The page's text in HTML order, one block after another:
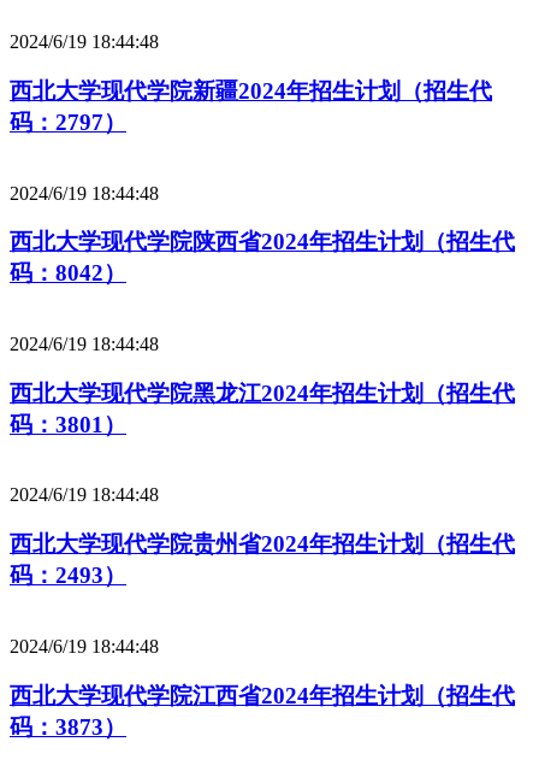
2024/6/19 18:44:48
西北大学现代学院新疆2024年招生计划（招生代
码：2797）
2024/6/19 18:44:48
西北大学现代学院陕西省2024年招生计划（招生代
码：8042）
2024/6/19 18:44:48
西北大学现代学院黑龙江2024年招生计划（招生代
码：3801）
2024/6/19 18:44:48
西北大学现代学院贵州省2024年招生计划（招生代
码：2493）
2024/6/19 18:44:48
西北大学现代学院江西省2024年招生计划（招生代
码：3873）